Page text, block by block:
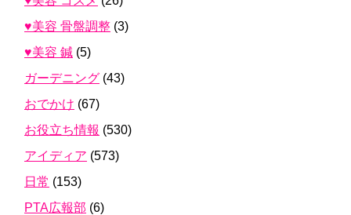
♥美容 骨盤調整 (3)
♥美容 鍼 (5)
ガーデニング (43)
おでかけ (67)
お役立ち情報 (530)
アイディア (573)
日常 (153)
PTA広報部 (6)